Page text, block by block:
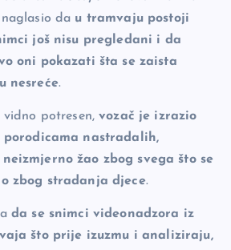
naglasio da u tramvaju postoji
još nisu pregledani i da
oni pokazati šta se zaista
nesreće.
vidno potresen,vozač je izrazio
porodicama nastradalih,
žao zbog svega što se
zbog stradanja djece.
da se snimci videonadzora iz
što prije izuzmu i analiziraju,